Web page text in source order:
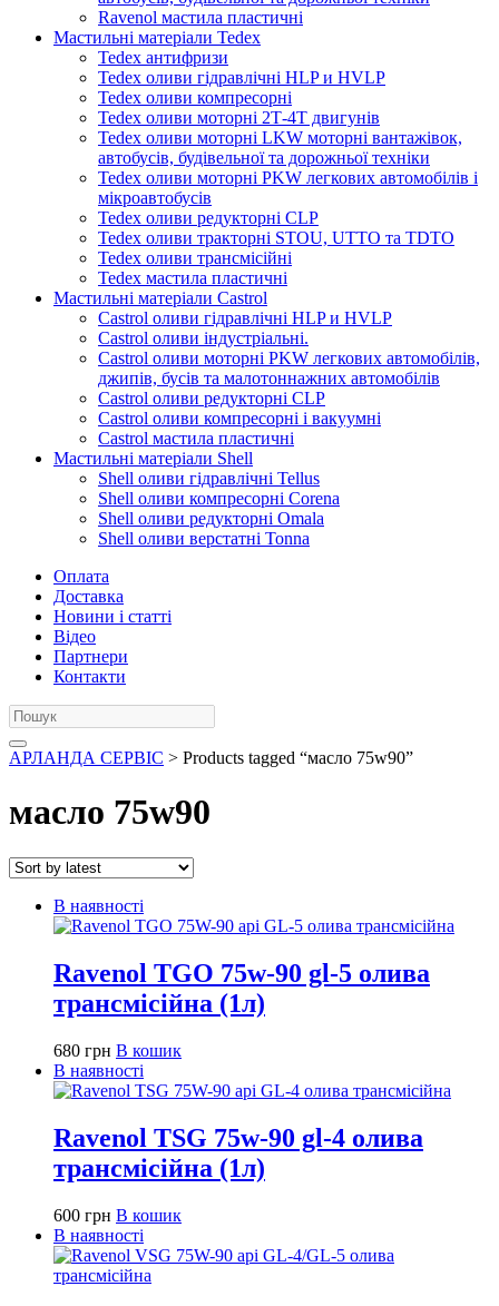
Ravenol мастила пластичні
Мастильні матеріали Tedex
Tedex антифризи
Tedex оливи гідравлічні HLP и HVLP
Tedex оливи компресорні
Tedex оливи моторні 2Т-4Т двигунів
Tedex оливи моторні LKW моторні вантажівок,
автобусів, будівельної та дорожньої техніки
Tedex оливи моторні PKW легкових автомобілів і
мікроавтобусів
Tedex оливи редукторні CLP
Tedex оливи тракторні STOU, UTTO та TDTO
Tedex оливи трансмісійні
Tedex мастила пластичні
Мастильні матеріали Castrol
Castrol оливи гідравлічні HLP и HVLP
Castrol оливи індустріальні.
Castrol оливи моторні PKW легкових автомобілів,
джипів, бусів та малотоннажних автомобілів
Castrol оливи редукторні CLP
Castrol оливи компресорні і вакуумні
Castrol мастила пластичні
Мастильні матеріали Shell
Shell оливи гідравлічні Tellus
Shell оливи компресорні Corena
Shell оливи редукторні Omala
Shell оливи верстатні Tonna
Оплата
Доставка
Новини і статті
Відео
Партнери
Контакти
АРЛАНДА СЕРВІС > Products tagged “масло 75w90”
масло 75w90
В наявності
Ravenol TGO 75w-90 gl-5 олива
трансмісійна (1л)
680 грн В кошик
В наявності
Ravenol TSG 75w-90 gl-4 олива
трансмісійна (1л)
600 грн В кошик
В наявності